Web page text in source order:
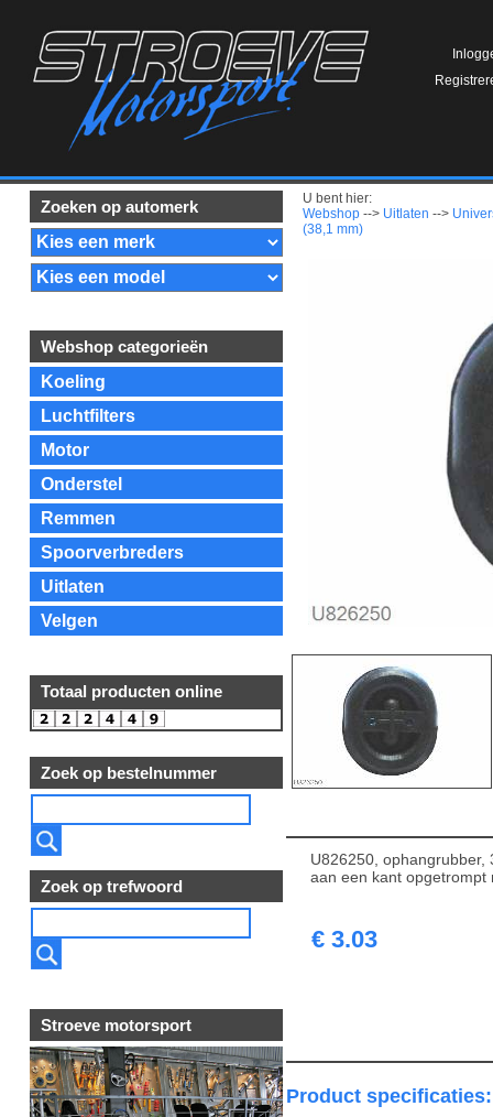
Zoeken op automerk
Webshop categorieën
Koeling
Luchtfilters
Motor
Onderstel
Remmen
Spoorverbreders
Uitlaten
Velgen
Totaal producten online
Zoek op bestelnummer
Zoek op trefwoord
Stroeve motorsport
U bent hier:
Webshop --> Uitlaten -->
(38,1 mm)
U826250,
aan een kant
€ 3.03
Product specificaties: